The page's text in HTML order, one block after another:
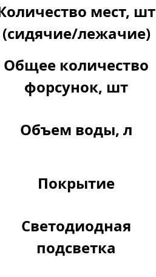
мест, шт
(сидячие/лежачие)
Общее количество
форсунок, шт
Объем воды, л
Покрытие
Светодиодная
подсветка